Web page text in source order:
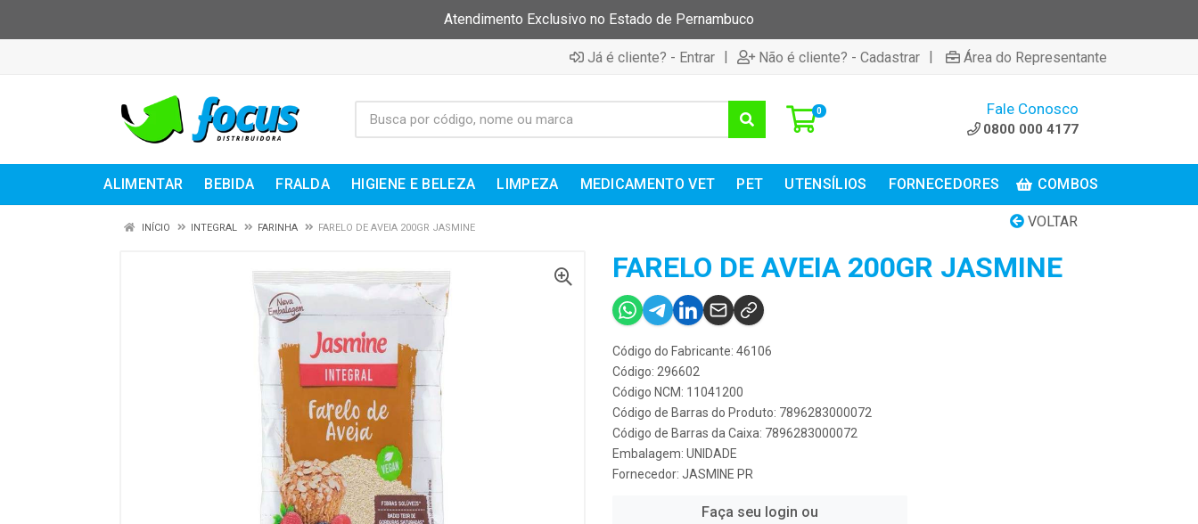
Atendimento Exclusivo no Estado de Pernambuco
Já é cliente? - Entrar | Não é cliente? - Cadastrar | Área do Representante
0 Fale Conosco
0800 000 4177
ALIMENTAR BEBIDA FRALDA HIGIENE E BELEZA LIMPEZA MEDICAMENTO VET PET UTENSÍLIOS FORNECEDORES COMBOS
VOLTAR
INÍCIO INTEGRAL FARINHA FARELO DE AVEIA 200GR JASMINE
FARELO DE AVEIA 200GR JASMINE
Código do Fabricante: 46106
Código: 296602
Código NCM: 11041200
Código de Barras do Produto: 7896283000072
Código de Barras da Caixa: 7896283000072
Embalagem: UNIDADE
Fornecedor: JASMINE PR
Faça seu login ou